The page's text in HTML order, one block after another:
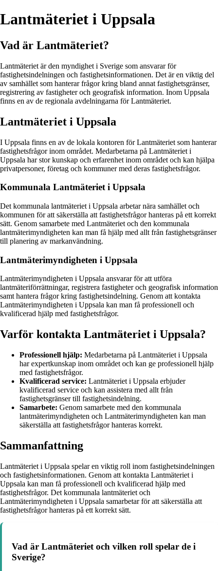
Lantmäteriet i Uppsala
Vad är Lantmäteriet?
Lantmäteriet är den myndighet i Sverige som ansvarar för
fastighetsindelningen och fastighetsinformationen. Det är en viktig del
av samhället som hanterar frågor kring bland annat fastighetsgränser,
registrering av fastigheter och geografisk information. Inom Uppsala
finns en av de regionala avdelningarna för Lantmäteriet.
Lantmäteriet i Uppsala
I Uppsala finns en av de lokala kontoren för Lantmäteriet som hanterar
fastighetsfrågor inom området. Medarbetarna på Lantmäteriet i
Uppsala har stor kunskap och erfarenhet inom området och kan hjälpa
privatpersoner, företag och kommuner med deras fastighetsfrågor.
Kommunala Lantmäteriet i Uppsala
Det kommunala lantmäteriet i Uppsala arbetar nära samhället och
kommunen för att säkerställa att fastighetsfrågor hanteras på ett korrekt
sätt. Genom samarbete med Lantmäteriet och den kommunala
lantmäterimyndigheten kan man få hjälp med allt från fastighetsgränser
till planering av markanvändning.
Lantmäterimyndigheten i Uppsala
Lantmäterimyndigheten i Uppsala ansvarar för att utföra
lantmäteriförrättningar, registrera fastigheter och geografisk information
samt hantera frågor kring fastighetsindelning. Genom att kontakta
Lantmäterimyndigheten i Uppsala kan man få professionell och
kvalificerad hjälp med fastighetsfrågor.
Varför kontakta Lantmäteriet i Uppsala?
Professionell hjälp: Medarbetarna på Lantmäteriet i Uppsala
har expertkunskap inom området och kan ge professionell hjälp
med fastighetsfrågor.
Kvalificerad service: Lantmäteriet i Uppsala erbjuder
kvalificerad service och kan assistera med allt från
fastighetsgränser till fastighetsindelning.
Samarbete: Genom samarbete med den kommunala
lantmäterimyndigheten och Lantmäterimyndigheten kan man
säkerställa att fastighetsfrågor hanteras korrekt.
Sammanfattning
Lantmäteriet i Uppsala spelar en viktig roll inom fastighetsindelningen
och fastighetsinformationen. Genom att kontakta Lantmäteriet i
Uppsala kan man få professionell och kvalificerad hjälp med
fastighetsfrågor. Det kommunala lantmäteriet och
Lantmäterimyndigheten i Uppsala samarbetar för att säkerställa att
fastighetsfrågor hanteras på ett korrekt sätt.
Vad är Lantmäteriet och vilken roll spelar de i
Sverige?